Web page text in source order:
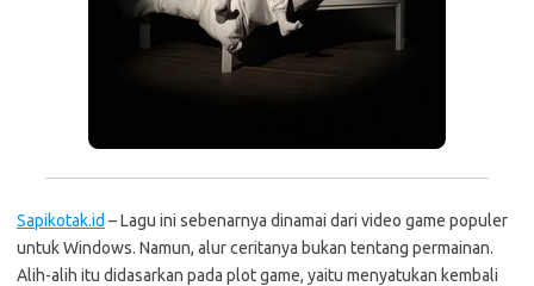
Sapikotak.id – Lagu ini sebenarnya dinamai dari video game populer
untuk Windows. Namun, alur ceritanya bukan tentang permainan.
Alih-alih itu didasarkan pada plot game, yaitu menyatukan kembali